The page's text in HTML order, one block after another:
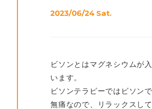
2023/06/24 Sat.
ビソンとはマグネシウムが
います。
ビソンテラピーではビソン
無痛なので、リラックスし